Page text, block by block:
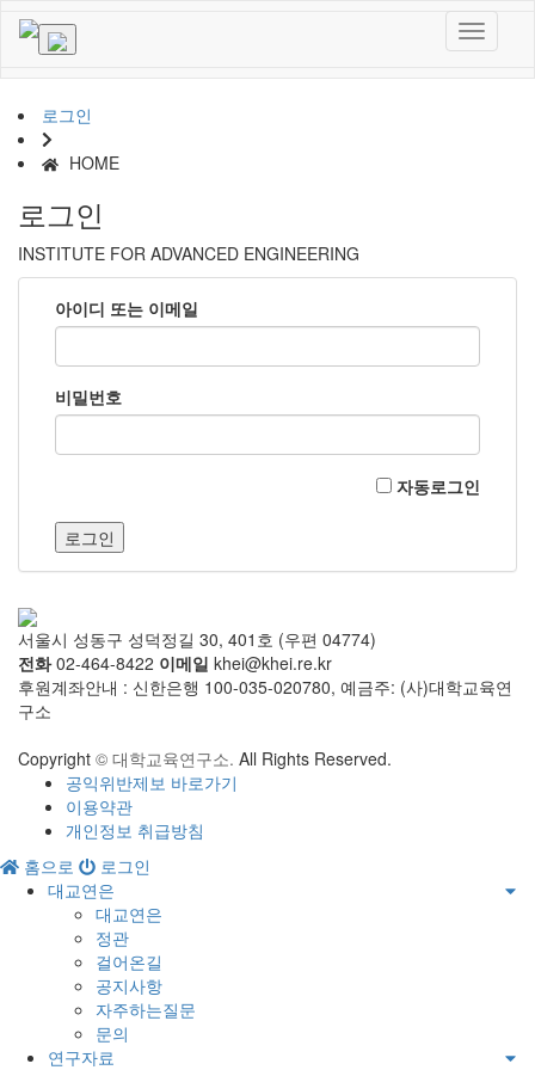
로그인
HOME
로그인
INSTITUTE FOR ADVANCED ENGINEERING
아이디 또는 이메일
비밀번호
자동로그인
로그인
서울시 성동구 성덕정길 30, 401호 (우편 04774)
전화02-464-8422 이메일 khei@khei.re.kr
후원계좌안내 : 신한은행 100-035-020780, 예금주: (사)대학교육연
구소
Copyright © 대학교육연구소. All Rights Reserved.
공익위반제보 바로가기
이용약관
개인정보 취급방침
홈으로
로그인
대교연은
대교연은
정관
걸어온길
공지사항
자주하는질문
문의
연구자료